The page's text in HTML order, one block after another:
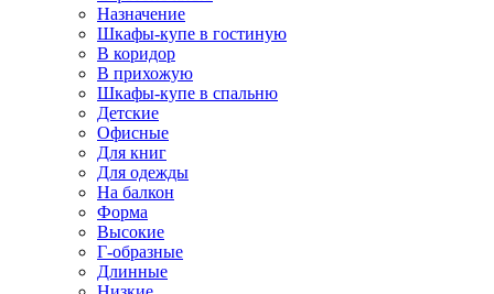
Назначение
Шкафы-купе в гостиную
В коридор
В прихожую
Шкафы-купе в спальню
Детские
Офисные
Для книг
Для одежды
На балкон
Форма
Высокие
Г-образные
Длинные